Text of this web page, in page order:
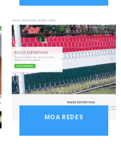
MOA REDES